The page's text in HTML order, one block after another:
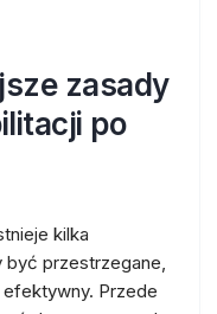
zasady
po
kilka
przestrzegane,
efektywny. Przede